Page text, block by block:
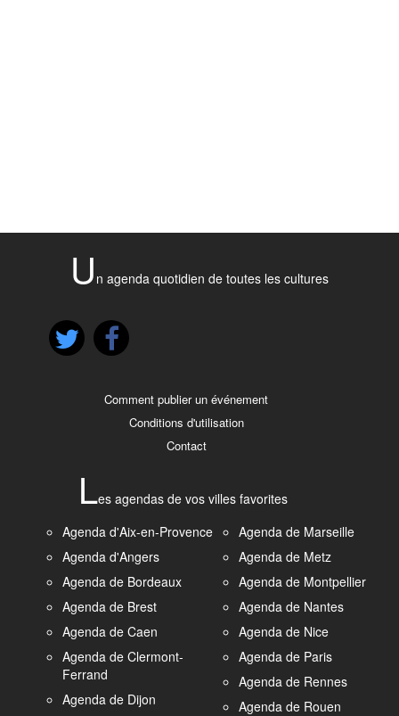
U n agenda quotidien de toutes les cultures
Comment publier un événement
Conditions d'utilisation
Contact
Les agendas de vos villes favorites
Agenda d'Aix-en-Provence
Agenda d'Angers
Agenda de Bordeaux
Agenda de Brest
Agenda de Caen
Agenda de Clermont-
Ferrand
Agenda de Dijon
Agenda de Marseille
Agenda de Metz
Agenda de Montpellier
Agenda de Nantes
Agenda de Nice
Agenda de Paris
Agenda de Rennes
Agenda de Rouen